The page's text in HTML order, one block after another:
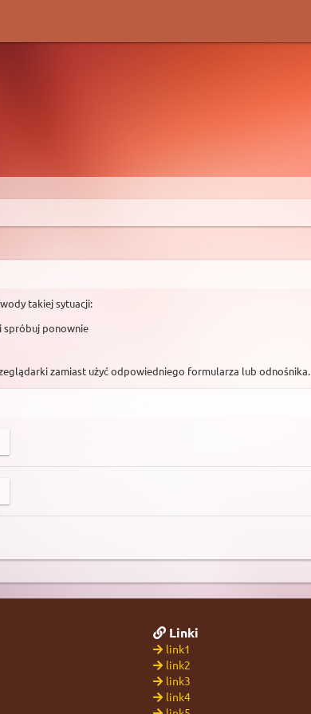
takiej sytuacji:
spróbuj ponownie
zamiast użyć odpowiedniego formularza lub odnośnika.
Linki
link1
link2
link3
link4